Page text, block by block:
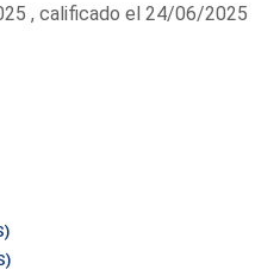
, calificado el 24/06/2025